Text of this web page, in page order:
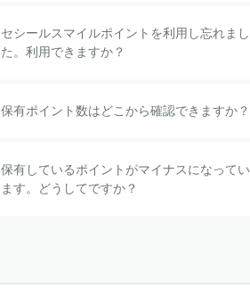
セシールスマイルポイントを利用し忘れまし
た。利用できますか？
保有ポイント数はどこから確認できますか？
保有しているポイントがマイナスになってい
ます。どうしてですか？